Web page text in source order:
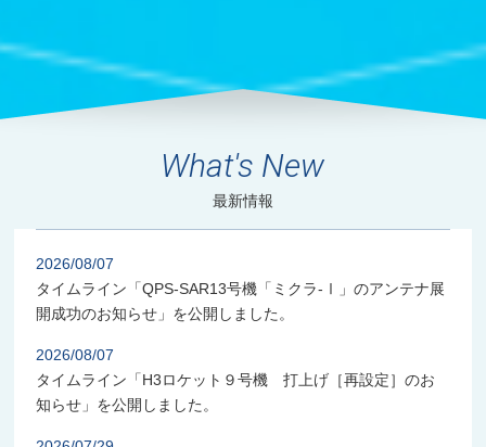
What's New
最新情報
2026/08/07
タイムライン「QPS-SAR13号機「ミクラ-Ⅰ」のアンテナ展
開成功のお知らせ」を公開しました。
2026/08/07
タイムライン「H3ロケット９号機 打上げ［再設定］のお
知らせ」を公開しました。